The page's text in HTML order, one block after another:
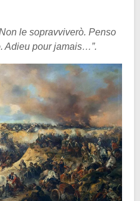
le sopravviverò. Penso
Adieu pour jamais…”.